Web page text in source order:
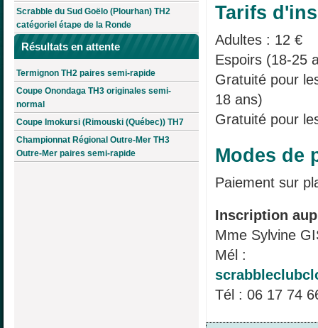
Scrabble du Sud Goëlo (Plourhan) TH2
catégoriel étape de la Ronde
Résultats en attente
Termignon TH2 paires semi-rapide
Coupe Onondaga TH3 originales semi-
normal
Coupe Imokursi (Rimouski (Québec)) TH7
Championnat Régional Outre-Mer TH3
Outre-Mer paires semi-rapide
Tarifs
Adultes : 12 €
Espoirs (18-25
Gratuité pour
18 ans)
Gratuité pour
Modes de
Paiement sur
Inscription
Mme Sylvine
Mél :
Tél : 06 17 74